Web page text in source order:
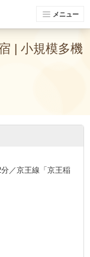
メニュー
| 小規模多機
／京王線「京王稲